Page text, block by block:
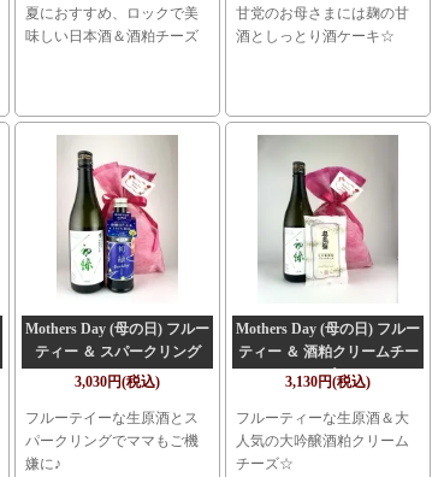
夏におすすめ、ロックで美
味しい日本酒＆酒粕チーズ
甘党のお母さまには麹の甘
酒としっとり酒ケーキ☆
Mothers Day (母の日) フルー
ティー ＆ スパークリング
3,030円(税込)
フルーテイーな生原酒とス
パークリングでママもご機
嫌に♪
Mothers Day (母の日) フルー
ティー ＆ 酒粕クリームチー
ズ
3,130円(税込)
フルーティーな生原酒＆大
人気の大吟醸酒粕クリーム
チーズ☆